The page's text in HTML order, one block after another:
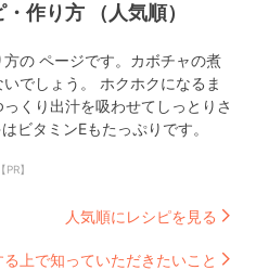
作り方 （人気順）
の ページです。カボチャの煮
でしょう。 ホクホクになるま
くり出汁を吸わせてしっとりさ
ビタミンEもたっぷりです。
【PR】
人気順にレシピを見る
る上で知っていただきたいこと